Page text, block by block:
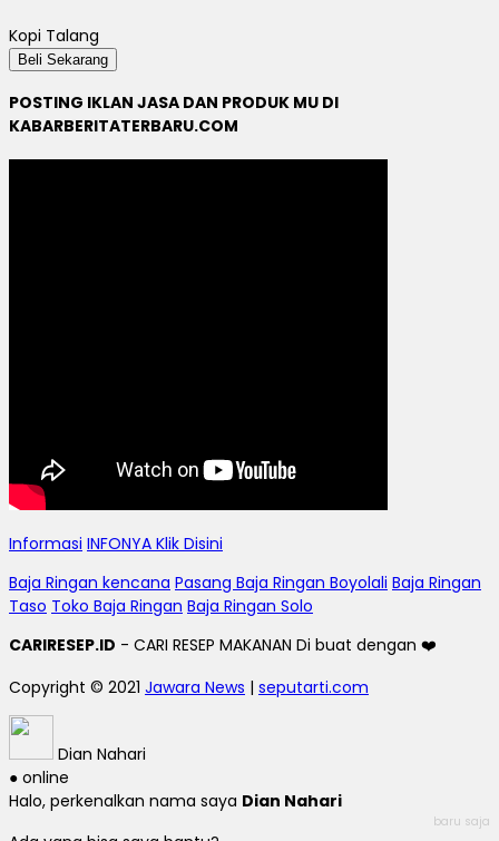
Kopi Talang
Beli Sekarang
POSTING IKLAN JASA DAN PRODUK MU DI
KABARBERITATERBARU.COM
Informasi INFONYA Klik Disini
Baja Ringan kencana Pasang Baja Ringan Boyolali Baja Ringan
Taso Toko Baja Ringan Baja Ringan Solo
CARIRESEP.ID - CARI RESEP MAKANAN Di buat dengan ❤️
Copyright © 2021 Jawara News | seputarti.com
Dian Nahari
● online
Halo, perkenalkan nama saya Dian Nahari
baru saja